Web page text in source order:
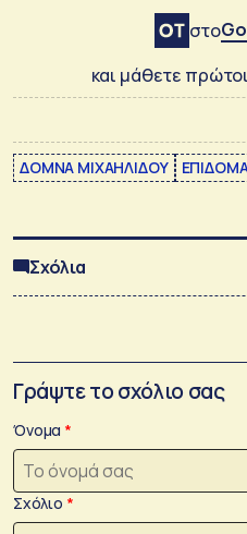
στο
και μάθετε
ΔΟΜΝΑ ΜΙΧΑΗΛΙΔΟΥ
Σχόλια
Γράψτε το σχόλιο σας
Όνομα
Σχόλιο